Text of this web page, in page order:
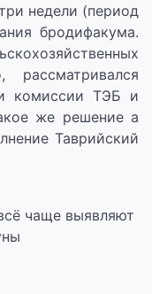
недели (период
бродифакума.
рассматривался
комиссии ТЭБ и
же решение а
Таврийский
чаще выявляют